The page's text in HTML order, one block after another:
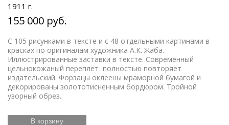
1911 г.
155 000 руб.
С 105 рисунками в тексте и с 48 отдельными картинами в
красках по оригиналам художника А.К. Жаба.
Иллюстрированные заставки в тексте. Современный
цельнокожаный переплет полностью повторяет
издательский. Форзацы оклеены мраморной бумагой и
декорированы золототисненным бордюром. Тройной
узорный обрез.
В корзину